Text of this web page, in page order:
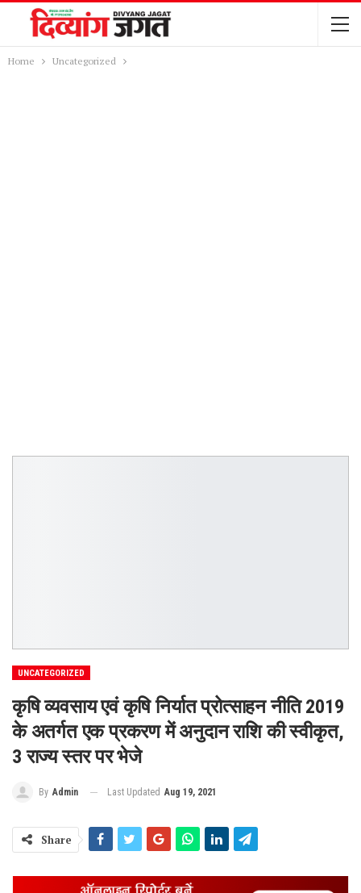
Home Uncategorized
UNCATEGORIZED
कृषि व्यवसाय एवं कृषि निर्यात प्रोत्साहन नीति 2019
के अतर्गत एक प्रकरण में अनुदान राशि की स्वीकृत,
3 राज्य स्तर पर भेजे
By Admin Last Updated Aug 19, 2021
Share